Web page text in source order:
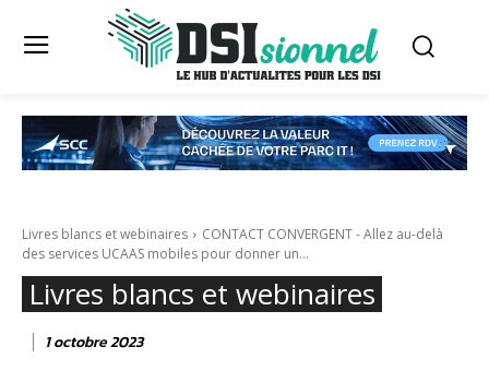
Livres blancs et webinaires
CONTACT CONVERGENT - Allez au-delà
des services UCAAS mobiles pour donner un...
Livres blancs et webinaires
1 octobre 2023